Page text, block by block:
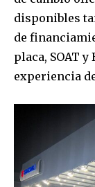
I've read and
disponibles
de
placa, SOAT y
experiencia